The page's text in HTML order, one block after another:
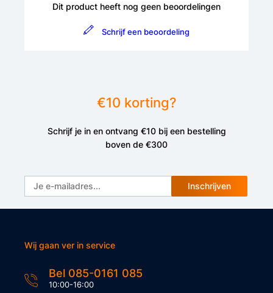
Dit product heeft nog geen beoordelingen
Schrijf een beoordeling
€10 korting?
Schrijf je in en ontvang €10 bij een bestelling
boven de €300
Inschrijven
Wij gaan ver in service
Bel 085-0161 085
10:00-16:00